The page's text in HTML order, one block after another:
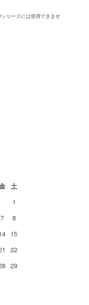
リーズには使用できませ
土
1
7
8
15
22
29